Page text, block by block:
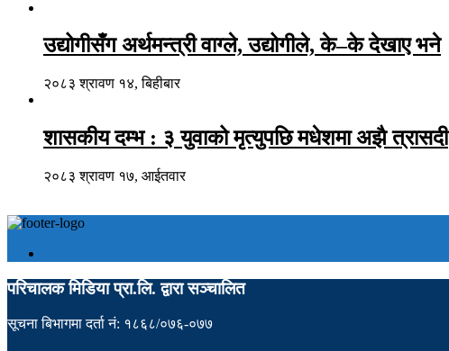
उद्योगीसँग अर्थमन्त्री वाग्ले, उद्योगीले, के–के देखाए भने
२०८३ श्रावण १४, बिहीबार
शासकीय दम्भ : ३ युवाको मृत्युपछि मधेशमा अझै त्रासदी
२०८३ श्रावण १७, आईतवार
परिचालक मिडिया प्रा.लि. द्वारा सञ्चालित
सूचना बिभागमा दर्ता नं: १८६८/०७६-०७७